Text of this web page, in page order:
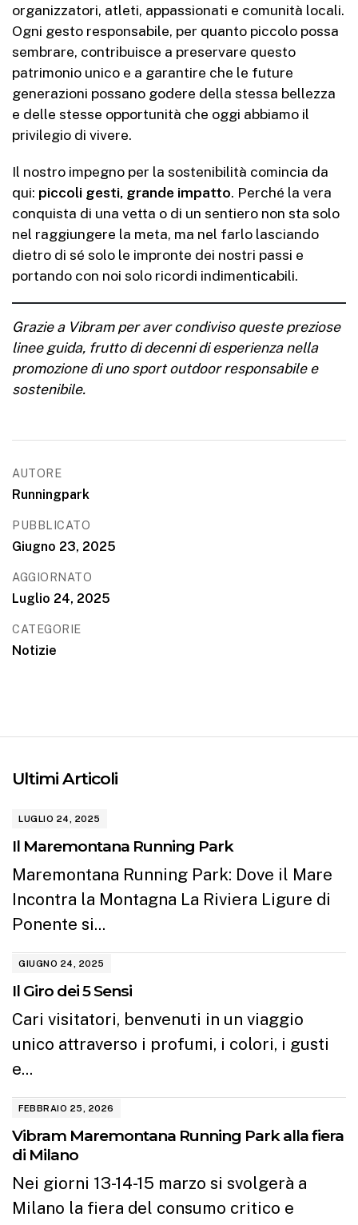
organizzatori, atleti, appassionati e comunità locali.
Ogni gesto responsabile, per quanto piccolo possa
sembrare, contribuisce a preservare questo
patrimonio unico e a garantire che le future
generazioni possano godere della stessa bellezza
e delle stesse opportunità che oggi abbiamo il
privilegio di vivere.
Il nostro impegno per la sostenibilità comincia da
qui: piccoli gesti, grande impatto. Perché la vera
conquista di una vetta o di un sentiero non sta solo
nel raggiungere la meta, ma nel farlo lasciando
dietro di sé solo le impronte dei nostri passi e
portando con noi solo ricordi indimenticabili.
Grazie a Vibram per aver condiviso queste preziose
linee guida, frutto di decenni di esperienza nella
promozione di uno sport outdoor responsabile e
sostenibile.
AUTORE
Runningpark
PUBBLICATO
Giugno 23, 2025
AGGIORNATO
Luglio 24, 2025
CATEGORIE
Notizie
Ultimi Articoli
LUGLIO 24, 2025
Il Maremontana Running Park
Maremontana Running Park: Dove il Mare
Incontra la Montagna La Riviera Ligure di
Ponente si...
GIUGNO 24, 2025
Il Giro dei 5 Sensi
Cari visitatori, benvenuti in un viaggio
unico attraverso i profumi, i colori, i gusti
e...
FEBBRAIO 25, 2026
Vibram Maremontana Running Park alla fiera
di Milano
Nei giorni 13-14-15 marzo si svolgerà a
Milano la fiera del consumo critico e